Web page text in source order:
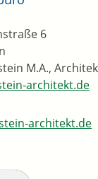
M.A.,
6
architekt.de
architekt.de